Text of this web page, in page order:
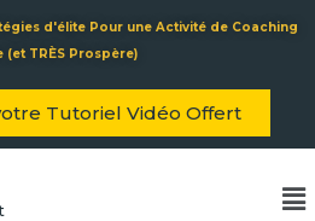
d'élite Pour une Activité de Coaching
(et TRÈS Prospère)
Tutoriel Vidéo Offert